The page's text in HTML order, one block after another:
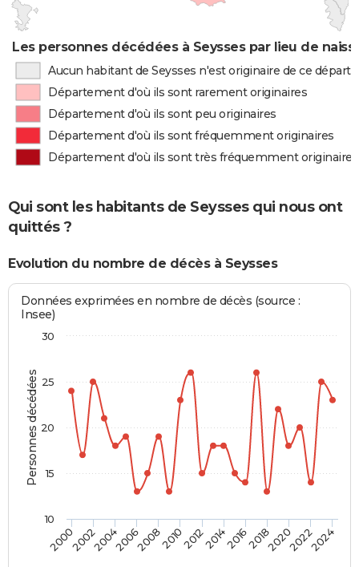
Les personnes décédées à Seysses par lieu de
Aucun habitant de Seysses n'est originaire de ce
Département d'où ils sont rarement originaires
Département d'où ils sont peu originaires
Département d'où ils sont fréquemment originaires
Département d'où ils sont très fréquemment originaires
Qui sont les habitants de Seysses qui nous ont
quittés ?
Evolution du nombre de décès à Seysses
Personnes décédées
Données exprimées en nombre de décès (source :
Insee)
2000200220042006200820102012201420162018202020222024
10
15
20
25
30